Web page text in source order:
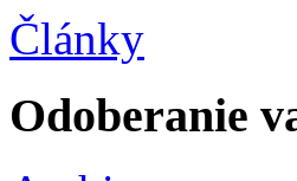
Články
Odoberanie